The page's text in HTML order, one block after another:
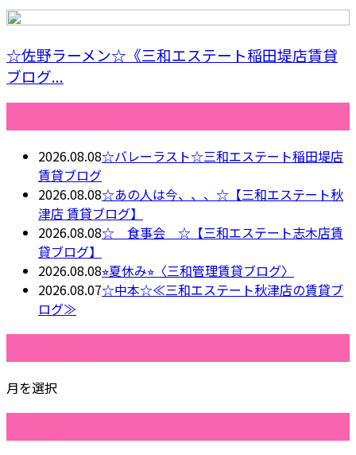
☆佐野ラーメン☆《三和エステート稲田堤店賃貸
ブログ...
2026.08.08☆バレーラスト☆三和エステート稲田堤店
賃貸ブログ
2026.08.08☆あの人は今、、、☆【三和エステート秋
津店 賃貸ブログ】
2026.08.08☆ 食事会 ☆【三和エステート志木店賃
貸ブログ】
2026.08.08⭐︎夏休み⭐︎〈三和管理賃貸ブログ〉
2026.08.07☆中本☆≪三和エステート秋津店の賃貸ブ
ログ≫
月を選択